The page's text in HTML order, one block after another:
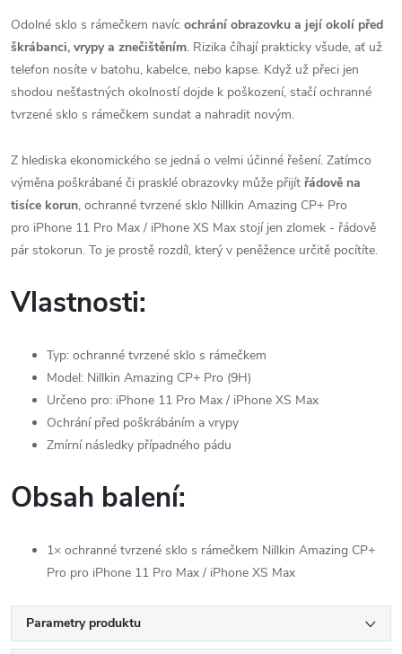
Odolné sklo s rámečkem navíc ochrání obrazovku a její okolí před
škrábanci, vrypy a znečištěním. Rizika číhají prakticky všude, ať už
telefon nosíte v batohu, kabelce, nebo kapse. Když už přeci jen
shodou nešťastných okolností dojde k poškození, stačí ochranné
tvrzené sklo s rámečkem sundat a nahradit novým.
Z hlediska ekonomického se jedná o velmi účinné řešení. Zatímco
výměna poškrábané či prasklé obrazovky může přijít řádově na
tisíce korun, ochranné tvrzené sklo Nillkin Amazing CP+ Pro
pro iPhone 11 Pro Max / iPhone XS Max stojí jen zlomek - řádově
pár stokorun. To je prostě rozdíl, který v peněžence určitě pocítíte.
Vlastnosti:
Typ: ochranné tvrzené sklo s rámečkem
Model: Nillkin Amazing CP+ Pro (9H)
Určeno pro: iPhone 11 Pro Max / iPhone XS Max
Ochrání před poškrábáním a vrypy
Zmírní následky případného pádu
Obsah balení:
1× ochranné tvrzené sklo s rámečkem Nillkin Amazing CP+
Pro pro iPhone 11 Pro Max / iPhone XS Max
Parametry produktu